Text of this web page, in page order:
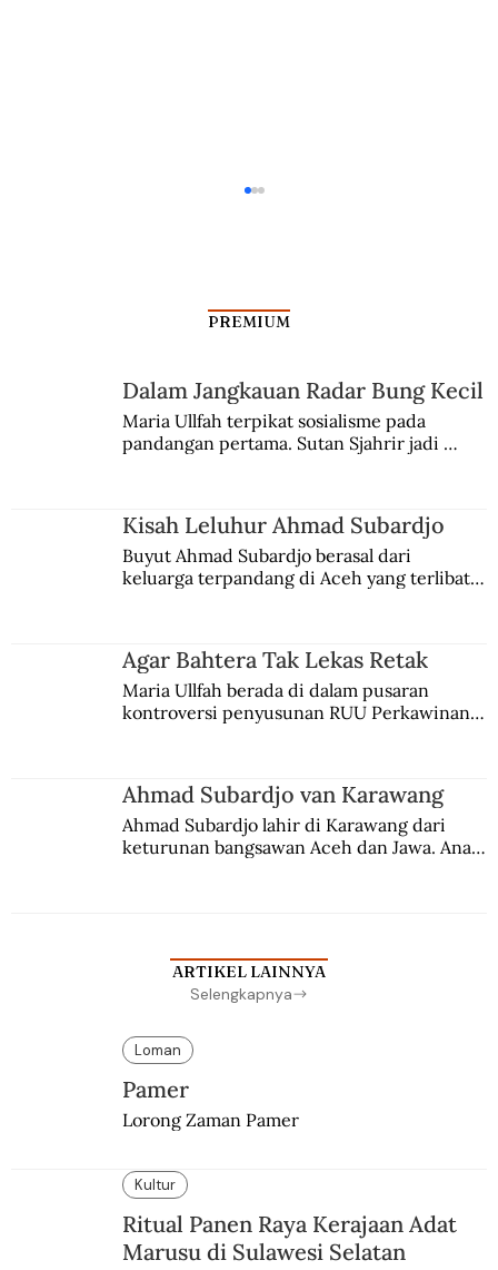
Jenderal Spoor dan Peristiwa Sulawesi
PREMIUM
Dalam Jangkauan Radar Bung Kecil
Maria Ullfah terpikat sosialisme pada
pandangan pertama. Sutan Sjahrir jadi
Kisah Leluhur Ahmad Subardjo
Buyut Ahmad Subardjo berasal dari
keluarga terpandang di Aceh yang terlibat
Agar Bahtera Tak Lekas Retak
Maria Ullfah berada di dalam pusaran
kontroversi penyusunan RUU Perkawinan.
Ahmad Subardjo van Karawang
Ahmad Subardjo lahir di Karawang dari
keturunan bangsawan Aceh dan Jawa. Anak
ARTIKEL LAINNYA
Selengkapnya
Loman
Pamer
Lorong Zaman Pamer
Kultur
Ritual Panen Raya Kerajaan Adat
Marusu di Sulawesi Selatan